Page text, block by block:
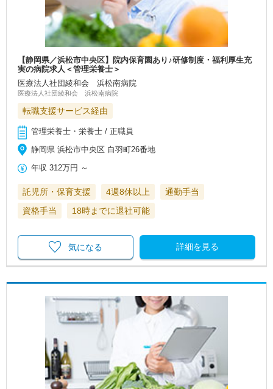
【静岡県／浜松市中央区】院内保育園あり♪研修制度・福利厚生充
実の病院求人＜管理栄養士＞
医療法人社団綾和会 浜松南病院
医療法人社団綾和会 浜松南病院
転職支援サービス経由
管理栄養士・栄養士 / 正職員
静岡県 浜松市中央区 白羽町26番地
年収 312万円 ～
託児所・保育支援 4週8休以上
通勤手当
資格手当
18時までに退社可能
詳細を見る
気になる